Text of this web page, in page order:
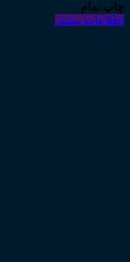
چاپ تمام
اطلاعات بیشتر